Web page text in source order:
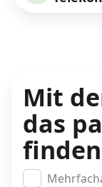
Mit
das
finden